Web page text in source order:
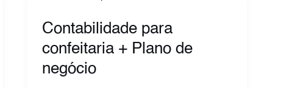
Contabilidade para
confeitaria + Plano de
negócio